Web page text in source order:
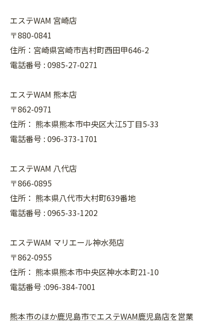
エステWAM 宮崎店
〒880-0841
住所：宮崎県宮崎市吉村町西田甲646-2
電話番号 : 0985-27-0271
エステWAM 熊本店
〒862-0971
住所： 熊本県熊本市中央区大江5丁目5-33
電話番号 : 096-373-1701
エステWAM 八代店
〒866-0895
住所： 熊本県八代市大村町639番地
電話番号 : 0965-33-1202
エステWAM マリエール神水苑店
〒862-0955
住所： 熊本県熊本市中央区神水本町21-10
電話番号 :096-384-7001
熊本市のほか鹿児島市でエステWAM鹿児島店を営業